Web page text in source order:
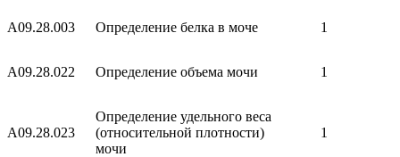
A09.28.003 Определение белка в моче 1
A09.28.022 Определение объема мочи 1
A09.28.023
Определение удельного веса
(относительной плотности)
мочи
1